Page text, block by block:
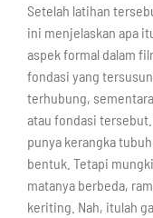
Setelah latihan
ini menjelaskan apa
aspek formal dalam
fondasi yang
terhubung,
atau fondasi tersebut.
punya kerangka
bentuk. Tetapi
matanya berbeda,
keriting. Nah, itulah